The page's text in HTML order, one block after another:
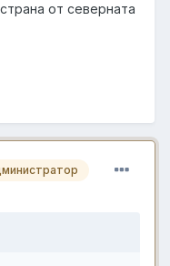
от северната